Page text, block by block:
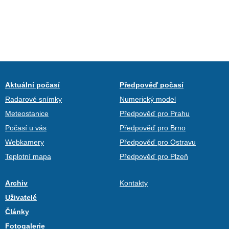
Aktuální počasí
Radarové snímky
Meteostanice
Počasí u vás
Webkamery
Teplotní mapa
Předpověď počasí
Numerický model
Předpověď pro Prahu
Předpověď pro Brno
Předpověď pro Ostravu
Předpověď pro Plzeň
Archiv
Uživatelé
Články
Fotogalerie
Kontakty